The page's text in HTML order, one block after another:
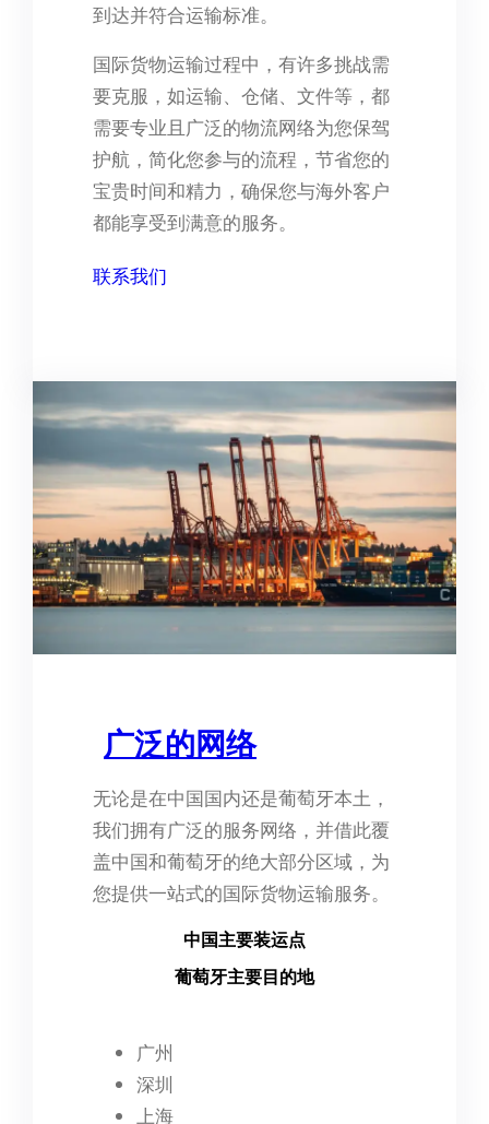
到达并符合运输标准。
国际货物运输过程中，有许多挑战需
要克服，如运输、仓储、文件等，都
需要专业且广泛的物流网络为您保驾
护航，简化您参与的流程，节省您的
宝贵时间和精力，确保您与海外客户
都能享受到满意的服务。
联系我们
广泛的网络
无论是在中国国内还是葡萄牙本土，
我们拥有广泛的服务网络，并借此覆
盖中国和葡萄牙的绝大部分区域，为
您提供一站式的国际货物运输服务。
中国主要装运点
葡萄牙主要目的地
广州
深圳
上海